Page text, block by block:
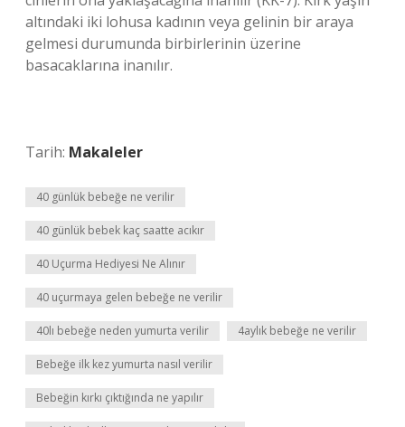
altındaki iki lohusa kadının veya gelinin bir araya
gelmesi durumunda birbirlerinin üzerine
basacaklarına inanılır.
Tarih: Makaleler
40 günlük bebeğe ne verilir
40 günlük bebek kaç saatte acıkır
40 Uçurma Hediyesi Ne Alınır
40 uçurmaya gelen bebeğe ne verilir
40lı bebeğe neden yumurta verilir 4aylık bebeğe ne verilir
Bebeğe ilk kez yumurta nasıl verilir
Bebeğin kırkı çıktığında ne yapılır